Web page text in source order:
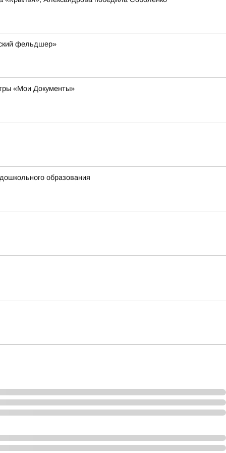
фельдшер»
«Мои Документы»
образования